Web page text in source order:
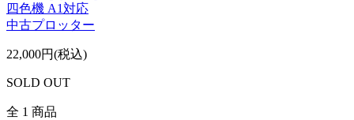
四色機 A1対応
中古プロッター
22,000円(税込)
SOLD OUT
全 1 商品